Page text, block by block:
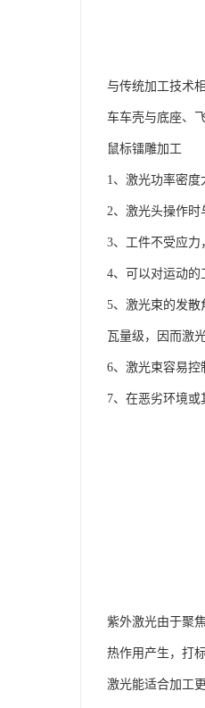
与传统加工技术
车车壳与底座、
鼠标镭雕加工
1、激光功率密
2、激光头操作
3、工件不受应力
4、可以对运动的
5、激光束的发
瓦量级，因而激
6、激光束容易控
7、在恶劣环境
紫外激光由于聚
热作用产生，打
激光能适合加工